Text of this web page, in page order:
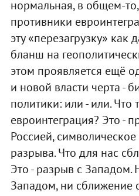
нормальная, в общем-
противники
эту «перезагрузку» как
бланш на
этом проявляется ещё
и новой власти черта -
политики: или - или. Что
евроинтеграция? Это -
Россией,
разрыва. Что для нас
Это - разрыв с Западом.
Западом, ни сближение